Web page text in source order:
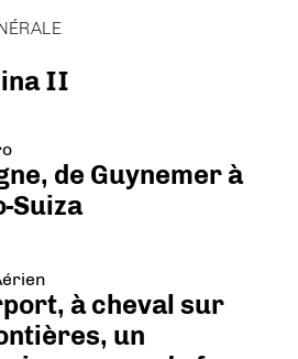
II
de Guynemer à
Suiza
à cheval sur
un